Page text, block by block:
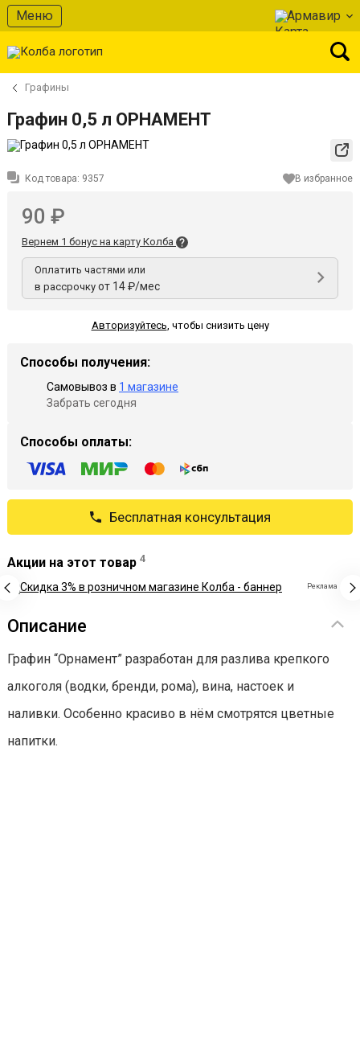
Меню Армавир
Графины
Графин 0,5 л ОРНАМЕНТ
Код товара: 9357 В избранное
90 ₽
Вернем 1 бонус на карту Колба
Оплатить частями или
в рассрочку от 14 ₽/мес
Авторизуйтесь, чтобы снизить цену
Способы получения:
Самовывоз в 1 магазине
Забрать сегодня
Способы оплаты:
Бесплатная консультация
Акции на этот товар 4
Реклама
Описание
Графин “Орнамент” разработан для разлива крепкого
алкоголя (водки, бренди, рома), вина, настоек и
наливки. Особенно красиво в нём смотрятся цветные
напитки.